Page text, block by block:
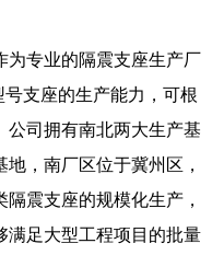
为专业的隔震支座生产厂
支座的生产能力，可根
公司拥有南北两大生产基
，南厂区位于冀州区，
震支座的规模化生产，
满足大型工程项目的批量